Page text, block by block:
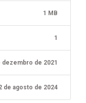
1 MB
1
dezembro de 2021
de agosto de 2024